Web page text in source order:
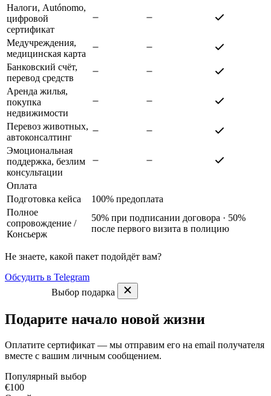
Налоги, Autónomo,
цифровой
сертификат
Медучреждения,
медицинская карта
Банковский счёт,
перевод средств
Аренда жилья,
покупка
недвижимости
Перевоз животных,
автоконсалтинг
Эмоциональная
поддержка, безлим
консультации
Оплата
Подготовка кейса
100% предоплата
Полное
сопровождение /
Консьерж
50% при подписании договора · 50%
после первого визита в полицию
Не знаете, какой пакет подойдёт вам?
Обсудить в Telegram
Выбор подарка
Подарите начало новой жизни
Оплатите сертификат — мы отправим его на email получателя
вместе с вашим личным сообщением.
Популярный выбор
€100